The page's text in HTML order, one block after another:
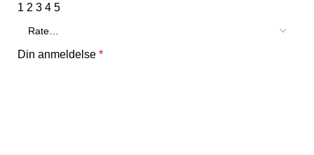
1 2 3 4 5
Din anmeldelse *